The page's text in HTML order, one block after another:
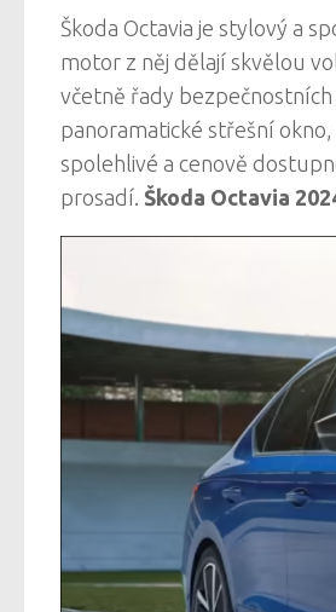
Škoda Octavia je stylový a
motor z něj dělají skvělou
včetně řady
panoramatické střešní
spolehlivé a cenově
prosadí. Škoda Octavia